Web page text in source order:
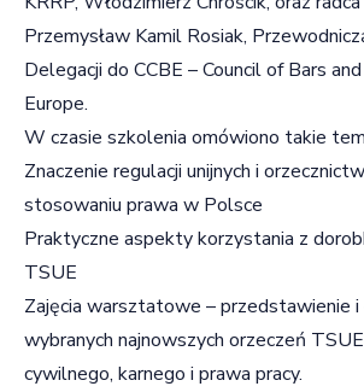
Przemysław Kamil Rosiak,
Delegacji do CCBE – Council of Bars
Europe.
W czasie szkolenia omówiono takie
Znaczenie regulacji unijnych i
stosowaniu prawa w Polsce
Praktyczne aspekty korzystania z
TSUE
Zajęcia warsztatowe – przedstawienie
wybranych najnowszych orzeczeń
cywilnego, karnego i prawa pracy.